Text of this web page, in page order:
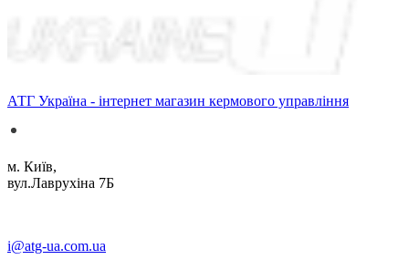
АТГ Україна - інтернет магазин кермового управління
м. Київ,
вул.Лаврухіна 7Б
i@atg-ua.com.ua